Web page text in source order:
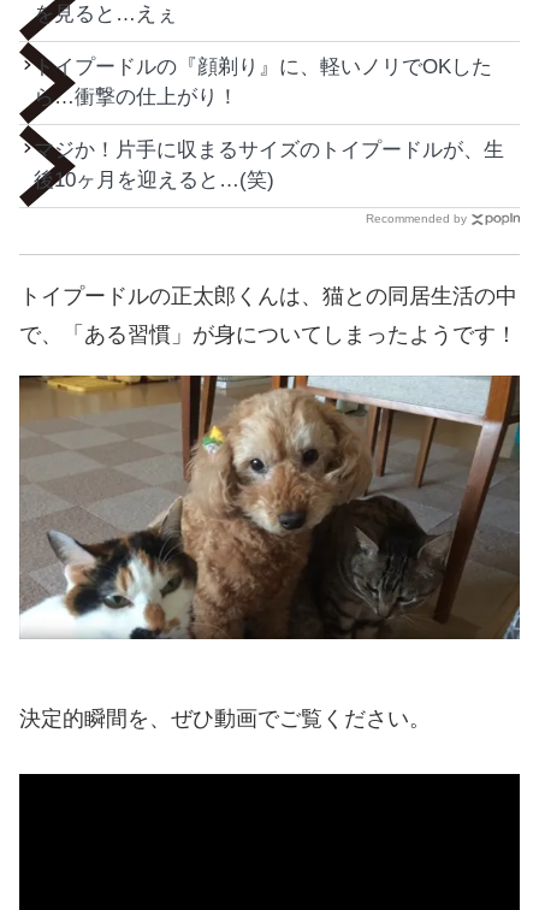
を見ると…えぇ
トイプードルの『顔剃り』に、軽いノリでOKした
ら…衝撃の仕上がり！
マジか！片手に収まるサイズのトイプードルが、生
後10ヶ月を迎えると…(笑)
Recommended by
トイプードルの正太郎くんは、猫との同居生活の中
で、「ある習慣」が身についてしまったようです！
決定的瞬間を、ぜひ動画でご覧ください。